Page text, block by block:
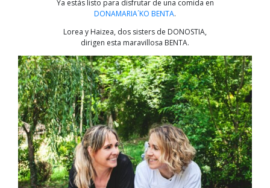
Ya estás listo para disfrutar de una comida en
DONAMARIA´KO BENTA.
Lorea y Haizea, dos sisters de DONOSTIA,
dirigen esta maravillosa BENTA.